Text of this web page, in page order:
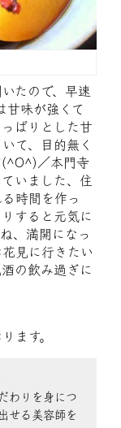
たので、早速
味が強くて
ぱりとした甘
て、目的無く
(^O^)／本門寺
いました、住
時間を作っ
すると元気に
、満開になっ
見に行きたい
の飲み過ぎに
ます。
わりを身につ
せる美容師を